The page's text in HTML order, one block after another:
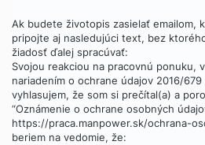
Ak budete životopis zasielať emailom,
pripojte aj nasledujúci text, bez
žiadosť ďalej spracúvať:
Svojou reakciou na pracovnú ponuku,
nariadením o ochrane údajov 2016/679
vyhlasujem, že som si prečítal(a) a
“Oznámenie o ochrane osobných
https://praca.manpower.sk/ochrana-
beriem na vedomie, že: